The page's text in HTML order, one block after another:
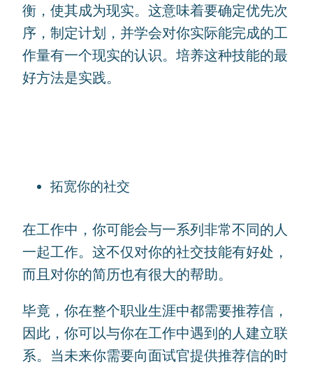
衡，使其成为现实。这意味着要确定优先次
序，制定计划，并学会对你实际能完成的工
作量有一个现实的认识。培养这种技能的最
好方法是实践。
拓宽你的社交
在工作中，你可能会与一系列非常不同的人
一起工作。这不仅对你的社交技能有好处，
而且对你的简历也有很大的帮助。
毕竟，你在整个职业生涯中都需要推荐信，
因此，你可以与你在工作中遇到的人建立联
系。当未来你需要向面试官提供推荐信的时